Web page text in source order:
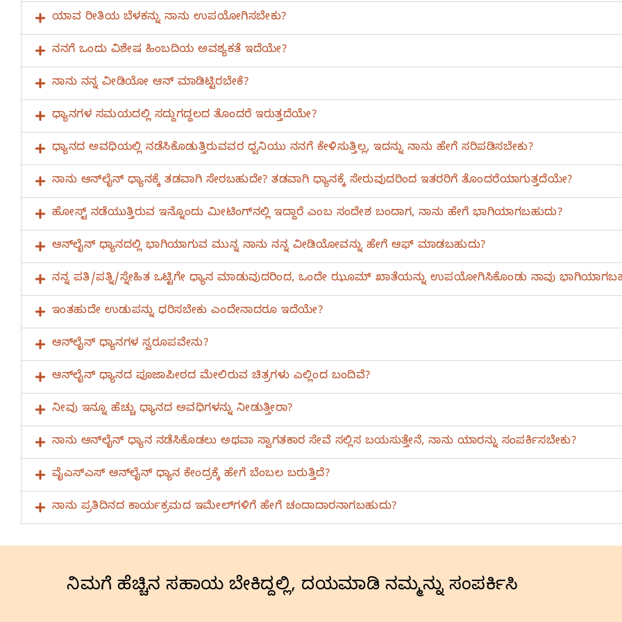
ಯಾವ ರೀತಿಯ ಬೆಳಕನ್ನು ನಾನು ಉಪಯೋಗಿಸಬೇಕು?
ನನಗೆ ಒಂದು ವಿಶೇಷ ಹಿಂಬದಿಯ ಅವಶ್ಯಕತೆ ಇದೆಯೇ?
ನಾನು ನನ್ನ ವೀಡಿಯೋ ಆನ್‌ ಮಾಡಿಟ್ಟಿರಬೇಕೆ?
ಧ್ಯಾನಗಳ ಸಮಯದಲ್ಲಿ ಸದ್ದುಗದ್ದಲದ ತೊಂದರೆ ಇರುತ್ತದೆಯೇ?
ಧ್ಯಾನದ ಅವಧಿಯಲ್ಲಿ ನಡೆಸಿಕೊಡುತ್ತಿರುವವರ ಧ್ವನಿಯು ನನಗೆ ಕೇಳಿಸುತ್ತಿಲ್ಲ, ಇದನ್ನು ನಾನು ಹೇಗೆ ಸರಿಪಡಿಸಬೇಕು?
ನಾನು ಆನ್‌ಲೈನ್‌ ಧ್ಯಾನಕ್ಕೆ ತಡವಾಗಿ ಸೇರಬಹುದೇ? ತಡವಾಗಿ ಧ್ಯಾನಕ್ಕೆ ಸೇರುವುದರಿಂದ ಇತರರಿಗೆ ತೊಂದರೆಯಾಗುತ್ತದೆಯೇ?
ಹೋಸ್ಟ್‌ ನಡೆಯುತ್ತಿರುವ ಇನ್ನೊಂದು ಮೀಟಿಂಗ್‌ನಲ್ಲಿ ಇದ್ದಾರೆ ಎಂಬ ಸಂದೇಶ ಬಂದಾಗ, ನಾನು ಹೇಗೆ ಭಾಗಿಯಾಗಬಹುದು?
ಆನ್‌ಲೈನ್‌ ಧ್ಯಾನದಲ್ಲಿ ಭಾಗಿಯಾಗುವ ಮುನ್ನ ನಾನು ನನ್ನ ವೀಡಿಯೋವನ್ನು ಹೇಗೆ ಆಫ್‌ ಮಾಡಬಹುದು?
ನನ್ನ ಪತಿ/ಪತ್ನಿ/ಸ್ನೇಹಿತ ಒಟ್ಟಿಗೇ ಧ್ಯಾನ ಮಾಡುವುದರಿಂದ, ಒಂದೇ ಝೂಮ್‌ ಖಾತೆಯನ್ನು ಉಪಯೋಗಿಸಿಕೊಂಡು ನಾವು
ಇಂತಹುದೇ ಉಡುಪನ್ನು ಧರಿಸಬೇಕು ಎಂದೇನಾದರೂ ಇದೆಯೇ?
ಆನ್‌ಲೈನ್‌ ಧ್ಯಾನಗಳ ಸ್ವರೂಪವೇನು?
ಆನ್‌ಲೈನ್‌ ಧ್ಯಾನದ ಪೂಜಾಪೀಠದ ಮೇಲಿರುವ ಚಿತ್ರಗಳು ಎಲ್ಲಿಂದ ಬಂದಿವೆ?
ನೀವು ಇನ್ನೂ ಹೆಚ್ಚು ಧ್ಯಾನದ ಅವಧಿಗಳನ್ನು ನೀಡುತ್ತೀರಾ?
ನಾನು ಆನ್‌ಲೈನ್‌ ಧ್ಯಾನ ನಡೆಸಿಕೊಡಲು ಅಥವಾ ಸ್ವಾಗತಕಾರ ಸೇವೆ ಸಲ್ಲಿಸ ಬಯಸುತ್ತೇನೆ, ನಾನು ಯಾರನ್ನು ಸಂಪರ್ಕಿಸಬೇಕು?
ವೈಎಸ್‌ಎಸ್‌ ಆನ್‌ಲೈನ್‌ ಧ್ಯಾನ ಕೇಂದ್ರಕ್ಕೆ ಹೇಗೆ ಬೆಂಬಲ ಬರುತ್ತಿದೆ?
ನಾನು ಪ್ರತಿದಿನದ ಕಾರ್ಯಕ್ರಮದ ಇಮೇಲ್‌ಗಳಿಗೆ ಹೇಗೆ ಚಂದಾದಾರನಾಗಬಹುದು?
ನಿಮಗೆ ಹೆಚ್ಚಿನ ಸಹಾಯ ಬೇಕಿದ್ದಲ್ಲಿ, ದಯಮಾಡಿ ನಮ್ಮನ್ನು ಸಂಪರ್ಕಿಸಿ